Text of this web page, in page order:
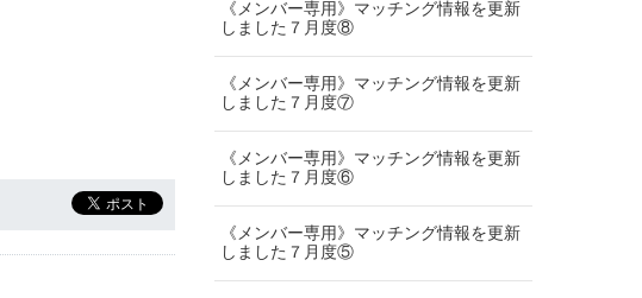
《メンバー専用》マッチング情報を更新
しました７月度⑧
《メンバー専用》マッチング情報を更新
しました７月度⑦
《メンバー専用》マッチング情報を更新
しました７月度⑥
《メンバー専用》マッチング情報を更新
しました７月度⑤